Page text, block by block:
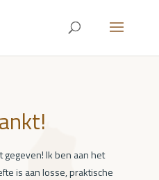
gegeven! Ik ben aan het
is aan losse, praktische